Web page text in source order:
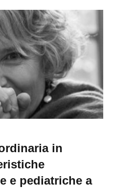
in
e pediatriche a